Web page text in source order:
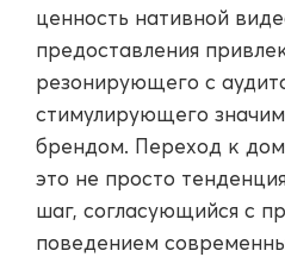
ценность нативной
предоставления
резонирующего с
стимулирующего
брендом. Переход к
это не просто
шаг, согласующийся с
поведением